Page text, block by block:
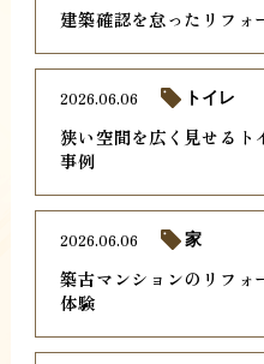
建築確認を怠ったリフォ
狭い空間を広く見せるト
事例
2026.06.06 トイレ
築古マンションのリフォ
体験
2026.06.06 家